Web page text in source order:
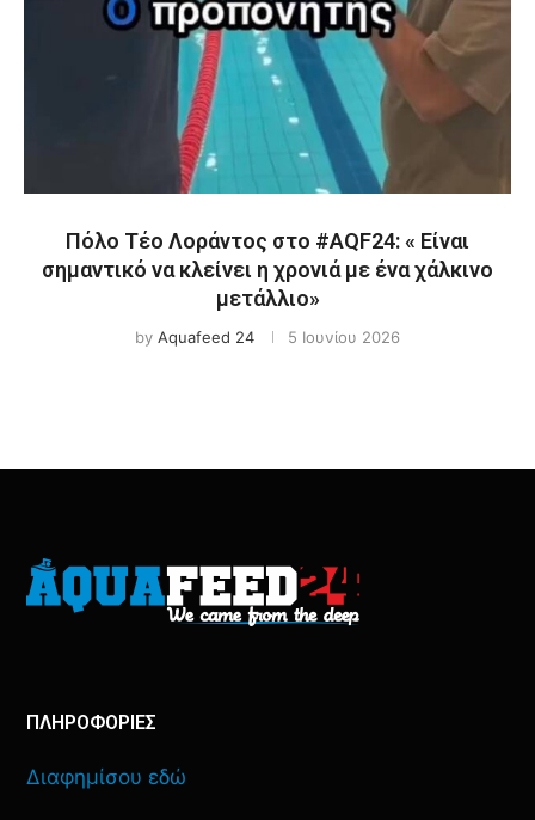
Πόλο Τέο Λοράντος στο #AQF24: « Είναι
σημαντικό να κλείνει η χρονιά με ένα χάλκινο
μετάλλιο»
by Aquafeed 24 5 Ιουνίου 2026
ΠΛΗΡΟΦΟΡΙΕΣ
Διαφημίσου εδώ